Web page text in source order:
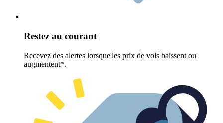
Restez au courant
Recevez des alertes lorsque les prix de vols baissent ou
augmentent*.